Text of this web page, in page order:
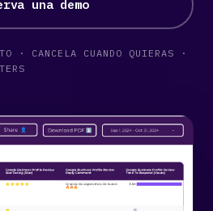
una demo
· CANCELA CUANDO QUIERAS ·